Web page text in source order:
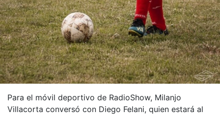
Para el móvil deportivo de RadioShow, Milanjo
Villacorta conversó con Diego Felani, quien estará al